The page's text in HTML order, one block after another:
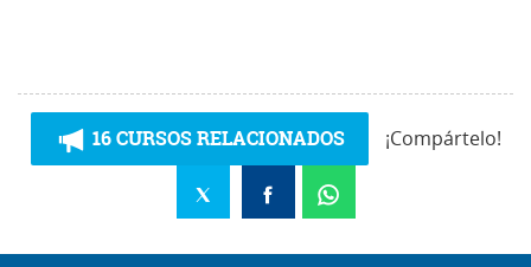
16 CURSOS RELACIONADOS ¡Compártelo!